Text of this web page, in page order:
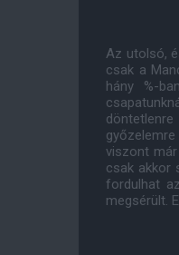
Az utolsó,
csak a
hány %-
viszont már
csak akkor
fordulhat
megsérült.